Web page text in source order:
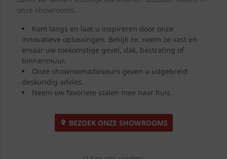
onze showrooms.
Kom langs en laat u inspireren door onze
innovatieve oplossingen. Bekijk ze, neem ze vast en
ervaar uw toekomstige gevel, dak, bestrating of
binnenmuur.
Onze showroomadviseurs geven u uitgebreid
deskundig advies.
Neem uw favoriete stalen mee naar huis.
BEZOEK ONZE SHOWROOMS